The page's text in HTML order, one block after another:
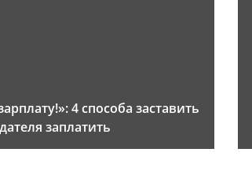
4 способа заставить
заплатить